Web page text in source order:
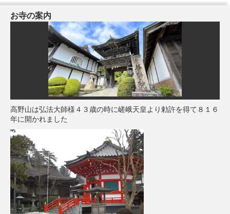
お寺の案内
高野山は弘法大師様４３歳の時に嵯峨天皇より勅許を得て８１６
年に開かれました